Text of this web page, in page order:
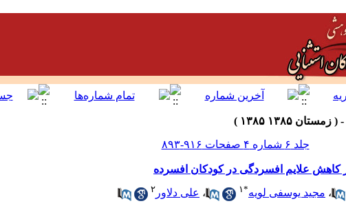
جلد ۶ شماره ۴ صفحات ۹۱۶-۸۹۳
کاهش علایم افسردگی در کودکان افسرده
، مجید یوسفی لویه*۱ ، علی دلاور ۲